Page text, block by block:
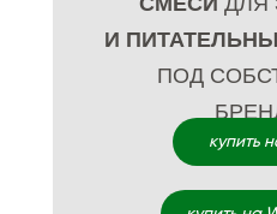
И
ПОД
купить